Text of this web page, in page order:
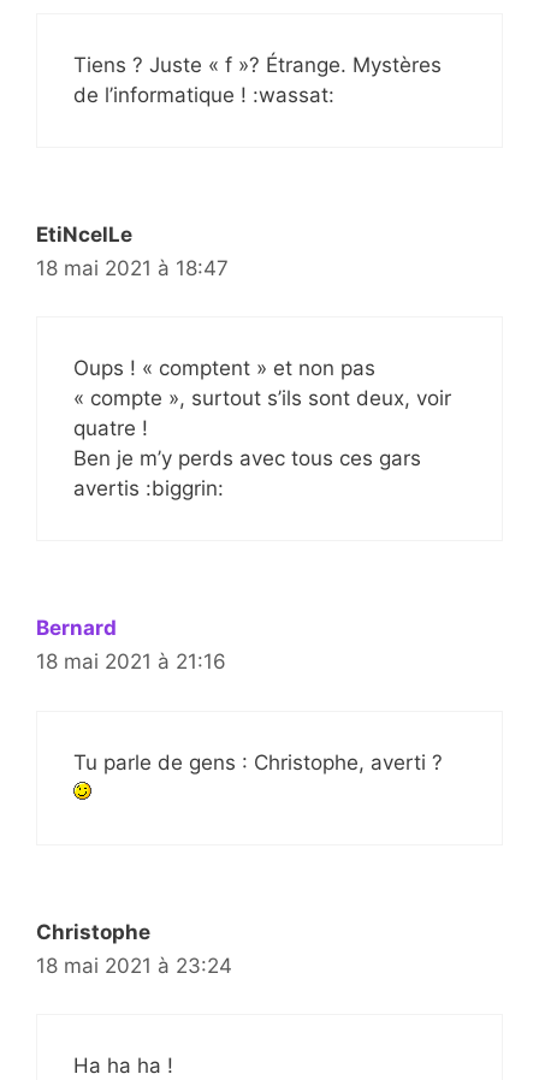
Tiens ? Juste « f »? Étrange. Mystères
de l’informatique ! :wassat:
EtiNcelLe
18 mai 2021 à 18:47
Oups ! « comptent » et non pas
« compte », surtout s’ils sont deux, voir
quatre !
Ben je m’y perds avec tous ces gars
avertis :biggrin:
Bernard
18 mai 2021 à 21:16
Tu parle de gens : Christophe, averti ?
Christophe
18 mai 2021 à 23:24
Ha ha ha !